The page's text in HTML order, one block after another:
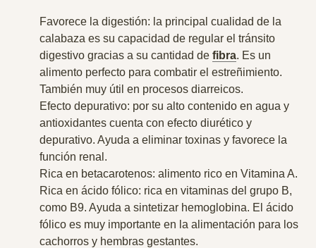
Favorece la digestión: la principal cualidad de la
calabaza es su capacidad de regular el tránsito
digestivo gracias a su cantidad de fibra. Es un
alimento perfecto para combatir el estreñimiento.
También muy útil en procesos diarreicos.
Efecto depurativo: por su alto contenido en agua y
antioxidantes cuenta con efecto diurético y
depurativo. Ayuda a eliminar toxinas y favorece la
función renal.
Rica en betacarotenos: alimento rico en Vitamina A.
Rica en ácido fólico: rica en vitaminas del grupo B,
como B9. Ayuda a sintetizar hemoglobina. El ácido
fólico es muy importante en la alimentación para los
cachorros y hembras gestantes.